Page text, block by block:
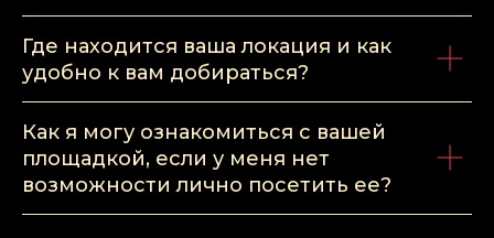
Где находится ваша локация и как
удобно к вам добираться?
Как я могу ознакомиться с вашей
площадкой, если у меня нет
возможности лично посетить ее?